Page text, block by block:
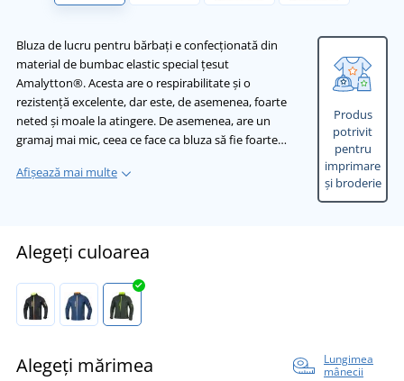
Bluza de lucru pentru bărbați e confecționată din
material de bumbac elastic special țesut
Amalytton®. Acesta are o respirabilitate și o
rezistență excelente, dar este, de asemenea, foarte
neted și moale la atingere. De asemenea, are un
gramaj mai mic, ceea ce face ca bluza să fie foarte…
Afișează mai multe
Produs
potrivit
pentru
imprimare
și broderie
Alegeți culoarea
Alegeți mărimea
Lungimea
mânecii